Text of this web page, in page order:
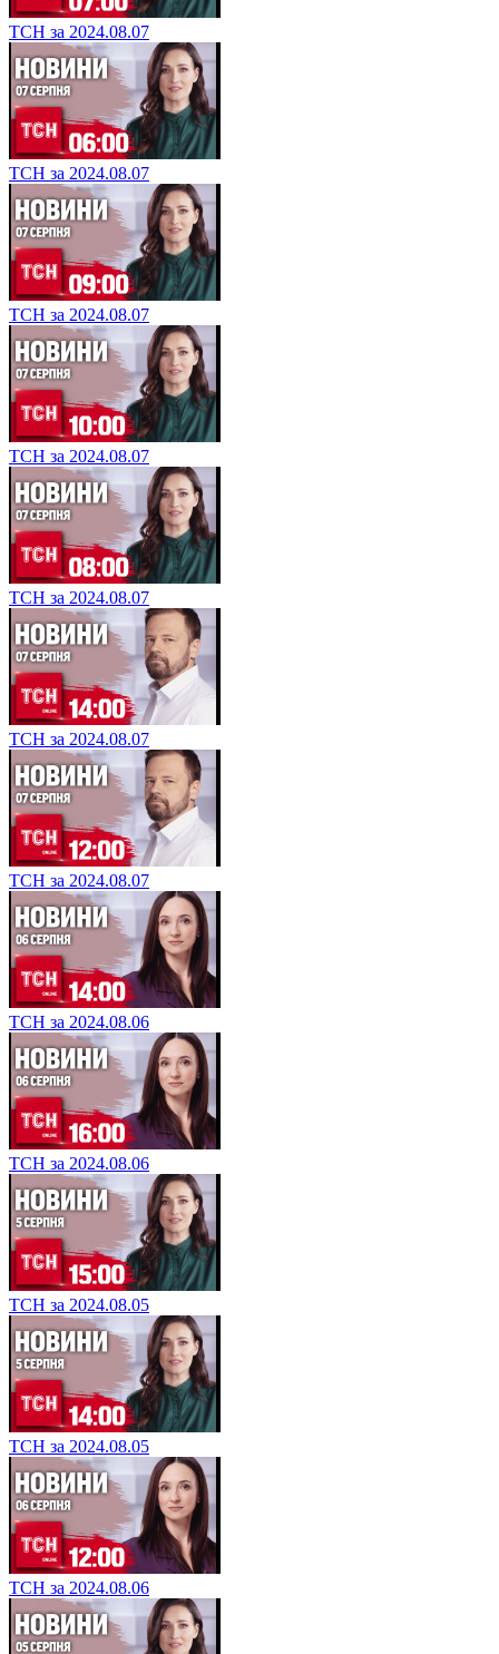
ТСН за 2024.08.07
ТСН за 2024.08.07
ТСН за 2024.08.07
ТСН за 2024.08.07
ТСН за 2024.08.07
ТСН за 2024.08.07
ТСН за 2024.08.07
ТСН за 2024.08.06
ТСН за 2024.08.06
ТСН за 2024.08.05
ТСН за 2024.08.05
ТСН за 2024.08.06